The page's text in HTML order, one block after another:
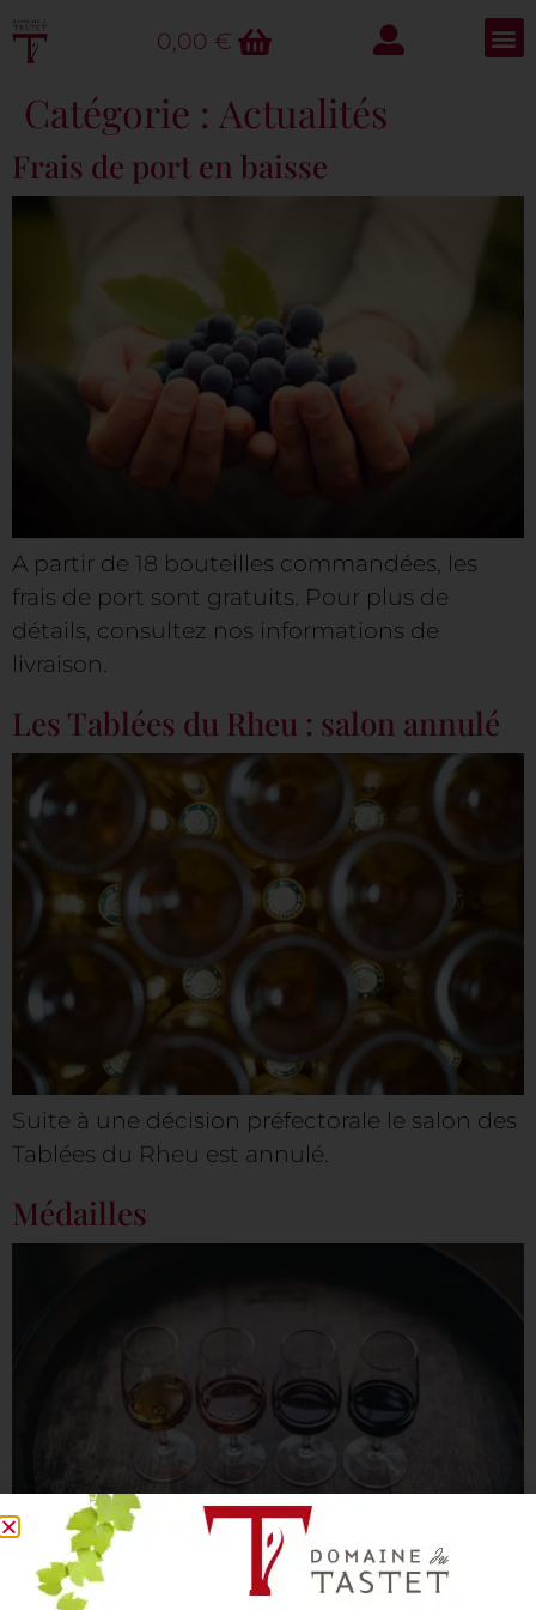
0,00 €
Catégorie : Actualités
Frais de port en baisse
A partir de 18 bouteilles commandées, les
frais de port sont gratuits. Pour plus de
détails, consultez nos informations de
livraison.
Les Tablées du Rheu : salon annulé
Suite à une décision préfectorale le salon des
Tablées du Rheu est annulé.
Médailles
✕
Ce site utilise des cookies pour son bon
fonctionnement, ainsi que pour mesurer
son audience et améliorer nos publicités.